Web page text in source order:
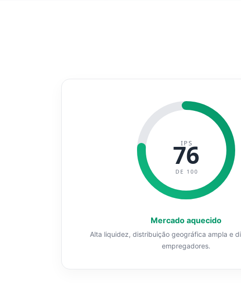
IPS
76
DE 100
Mercado aquecido
Alta liquidez, distribuição geográfica ampla e
empregadores.